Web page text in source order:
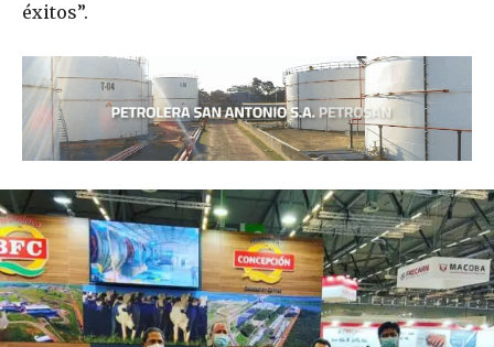
éxitos”.